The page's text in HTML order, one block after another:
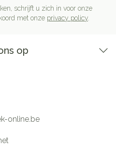
schrijft u zich in voor onze
met onze privacy policy
op
online.be